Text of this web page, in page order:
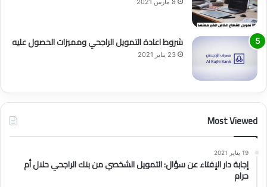
شروط اعادة التمويل الراجحي ومميزات الحصول عليه
23 يناير 2021
Most Viewed
19 يناير 2021
إجابة دار الإفتاء عن سؤال: التمويل الشخصي من بنك الراجحي حلال أم
حرام